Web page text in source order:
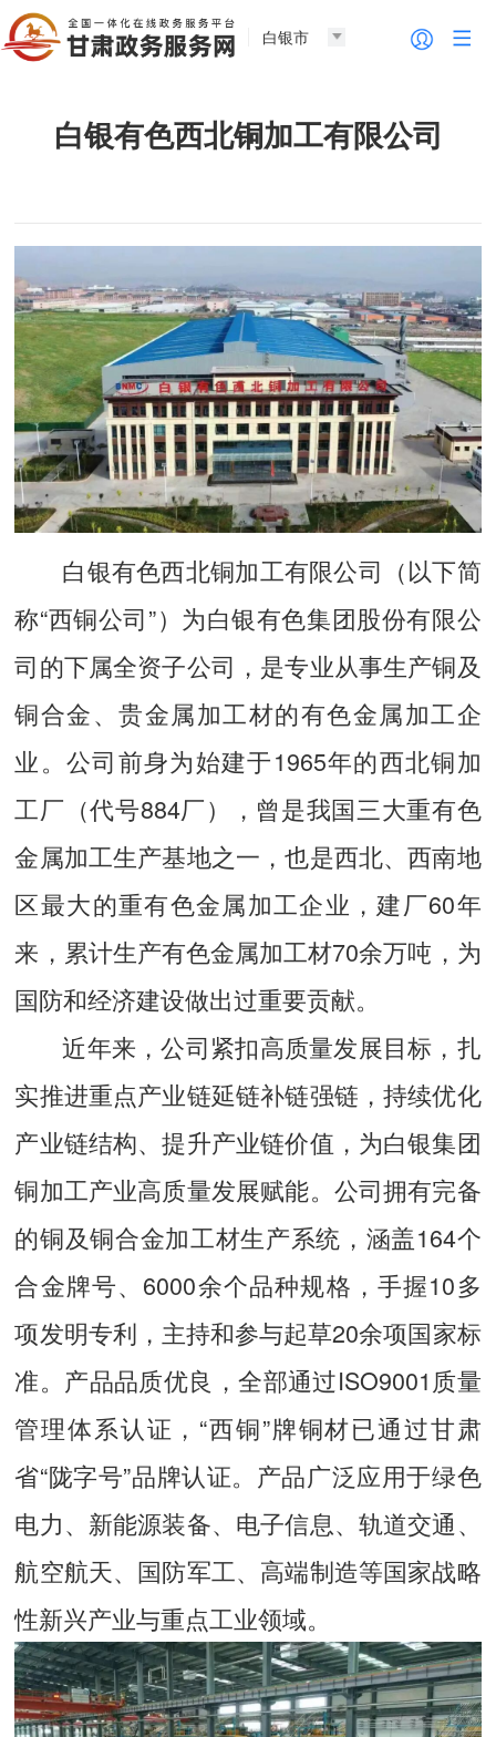
白银市
白银有色西北铜加工有限公司
白银有色西北铜加工有限公司（以下简
称“西铜公司”）为白银有色集团股份有限公
司的下属全资子公司，是专业从事生产铜及
铜合金、贵金属加工材的有色金属加工企
业。公司前身为始建于1965年的西北铜加
工厂（代号884厂），曾是我国三大重有色
金属加工生产基地之一，也是西北、西南地
区最大的重有色金属加工企业，建厂60年
来，累计生产有色金属加工材70余万吨，为
国防和经济建设做出过重要贡献。
近年来，公司紧扣高质量发展目标，扎
实推进重点产业链延链补链强链，持续优化
产业链结构、提升产业链价值，为白银集团
铜加工产业高质量发展赋能。公司拥有完备
的铜及铜合金加工材生产系统，涵盖164个
合金牌号、6000余个品种规格，手握10多
项发明专利，主持和参与起草20余项国家标
准。产品品质优良，全部通过ISO9001质量
管理体系认证，“西铜”牌铜材已通过甘肃
省“陇字号”品牌认证。产品广泛应用于绿色
电力、新能源装备、电子信息、轨道交通、
航空航天、国防军工、高端制造等国家战略
性新兴产业与重点工业领域。